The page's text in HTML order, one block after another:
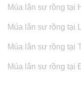
Múa lân sư rồng tại
Múa lân sư rồng tại
Múa lân sư rồng tại
Múa lân sư rồng tại